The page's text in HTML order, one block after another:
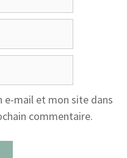
e-mail et mon site dans
commentaire.